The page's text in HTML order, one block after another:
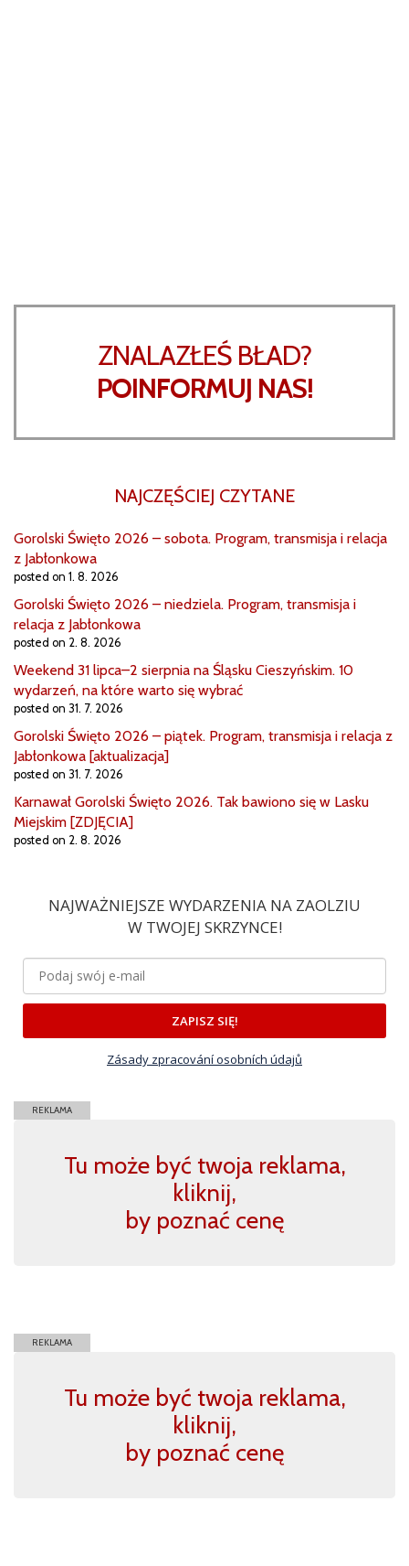
ZNALAZŁEŚ BŁAD?
POINFORMUJ NAS!
NAJCZĘŚCIEJ CZYTANE
Gorolski Święto 2026 – sobota. Program, transmisja i relacja
z Jabłonkowa
posted on 1. 8. 2026
Gorolski Święto 2026 – niedziela. Program, transmisja i
relacja z Jabłonkowa
posted on 2. 8. 2026
Weekend 31 lipca–2 sierpnia na Śląsku Cieszyńskim. 10
wydarzeń, na które warto się wybrać
posted on 31. 7. 2026
Gorolski Święto 2026 – piątek. Program, transmisja i relacja z
Jabłonkowa [aktualizacja]
posted on 31. 7. 2026
Karnawał Gorolski Święto 2026. Tak bawiono się w Lasku
Miejskim [ZDJĘCIA]
posted on 2. 8. 2026
NAJWAŻNIEJSZE WYDARZENIA NA ZAOLZIU
W TWOJEJ SKRZYNCE!
ZAPISZ SIĘ!
Zásady zpracování osobních údajů
REKLAMA
Tu może być twoja reklama,
kliknij,
by poznać cenę
REKLAMA
Tu może być twoja reklama,
kliknij,
by poznać cenę